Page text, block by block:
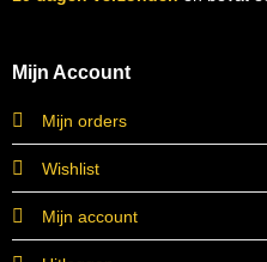
Mijn Account
Mijn orders
Wishlist
Mijn account